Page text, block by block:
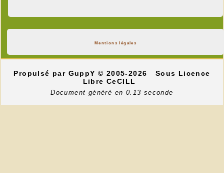
Mentions légales
Propulsé par GuppY© 2005-2026
Sous Licence
Libre CeCILL
Document généré en 0.13 seconde